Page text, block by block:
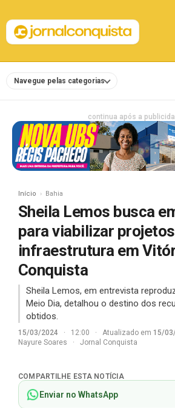
Navegue pelas categorias
continua após a
Início Bahia
Sheila Lemos busca
para viabilizar
infraestrutura em
Conquista
Sheila Lemos, em entrevista
Meio Dia, detalhou o destino dos
obtidos.
15/03/2024 · 12:00 · Atualizado em 15/
Nayure Soares
· Jornal Conquista
COMPARTILHE ESTA NOTÍCIA
Enviar no WhatsApp